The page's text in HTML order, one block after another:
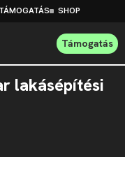
TÁMOGATÁS SHOP
Támogatás
lakásépítési